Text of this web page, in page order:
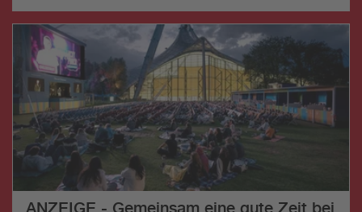
ANZEIGE - Gemeinsam eine gute Zeit bei